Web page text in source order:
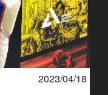
2023/04/18